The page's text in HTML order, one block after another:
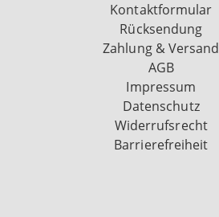
Kontaktformular
Rücksendung
Zahlung & Versand
AGB
Impressum
Datenschutz
Widerrufsrecht
Barrierefreiheit